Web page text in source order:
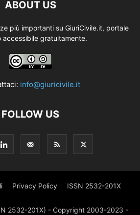
ABOUT US
più importanti su GiuriCivile.it, portale
accessibile gratuitamente.
info@giuricivile.it
FOLLOW US
Privacy Policy ISSN 2532-201X
2532-201X) - Copyright 2003-2023 -